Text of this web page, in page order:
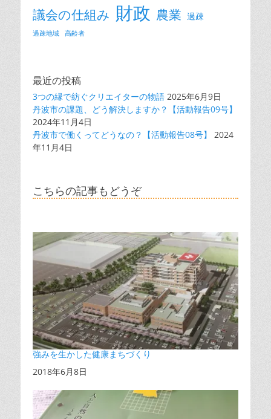
議会の仕組み 財政 農業 過疎
過疎地域 高齢者
最近の投稿
3つの縁で紡ぐクリエイターの物語 2025年6月9日
丹波市の課題、どう解決しますか？【活動報告09号】
2024年11月4日
丹波市で働くってどうなの？【活動報告08号】
2024
年11月4日
こちらの記事もどうぞ
強みを生かした健康まちづくり
日付
2018年6月8日